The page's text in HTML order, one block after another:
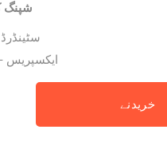
شپنگ
سٹینڈرڈ - (9-14
ایکسپریس - (3-7 دن) - 18
خریدنے